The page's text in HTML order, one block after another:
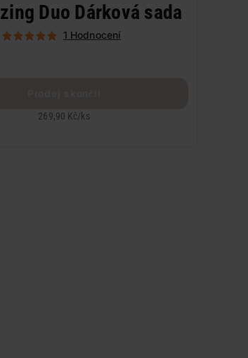
Duo Dárková sada
1 Hodnocení
269,90 Kč/ks